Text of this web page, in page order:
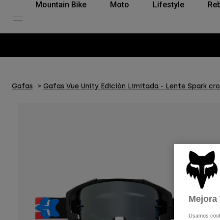
Mountain Bike Moto Lifestyle
Gafas Gafas Vue Unity Edición Limitada - Lente Spark
Mejora
Usamos